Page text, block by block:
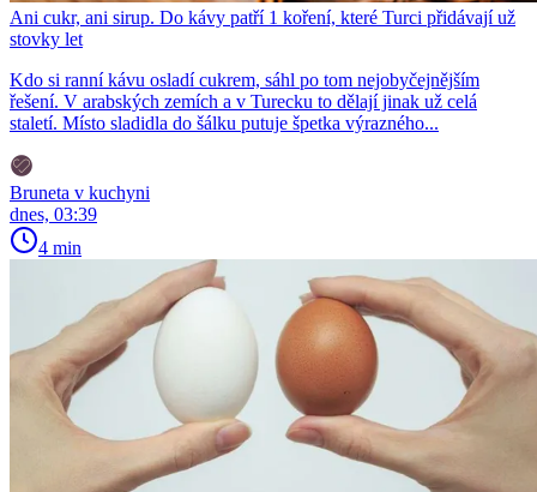
Ani cukr, ani sirup. Do kávy patří 1 koření, které Turci přidávají už
stovky let
Kdo si ranní kávu osladí cukrem, sáhl po tom nejobyčejnějším
řešení. V arabských zemích a v Turecku to dělají jinak už celá
staletí. Místo sladidla do šálku putuje špetka výrazného...
Bruneta v kuchyni
dnes, 03:39
4 min